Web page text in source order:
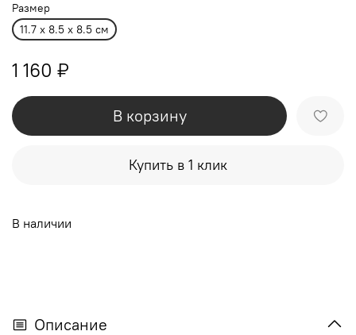
Размер
11.7 x 8.5 x 8.5 см
1 160 ₽
В корзину
Купить в 1 клик
В наличии
Описание